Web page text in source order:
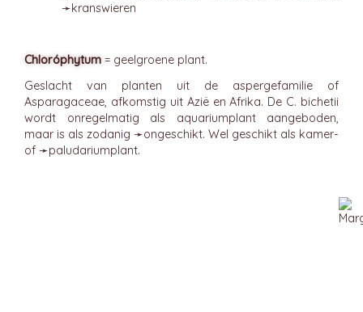
➛kranswieren
Chloróphytum = geelgroene plant.
Geslacht van planten uit de aspergefamilie of
Asparagaceae, afkomstig uit Azië en Afrika. De C. bichetii
wordt onregelmatig als aquariumplant aangeboden,
maar is als zodanig ➛ongeschikt. Wel geschikt als kamer-
of ➛paludariumplant.